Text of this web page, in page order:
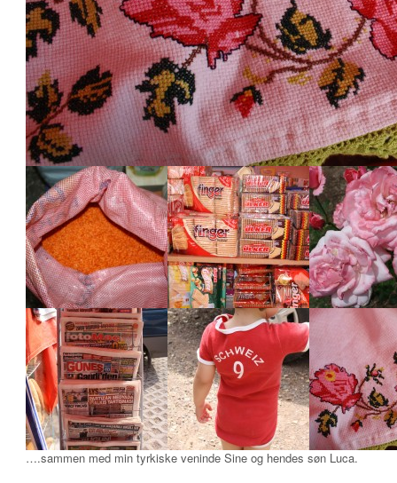
….sammen med min tyrkiske veninde Sine og hendes søn Luca.